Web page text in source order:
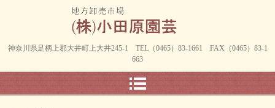
神奈川県足柄上郡大井町上大井245-1 TEL（0465）83-1661 FAX（0465）83-1
663